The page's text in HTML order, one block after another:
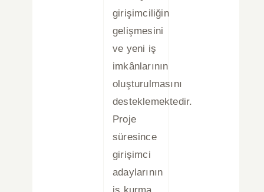
girişimciliğin
gelişmesini
ve yeni iş
imkânlarının
oluşturulmasını
desteklemektedir.
Proje
süresince
girişimci
adaylarının
iş kurma